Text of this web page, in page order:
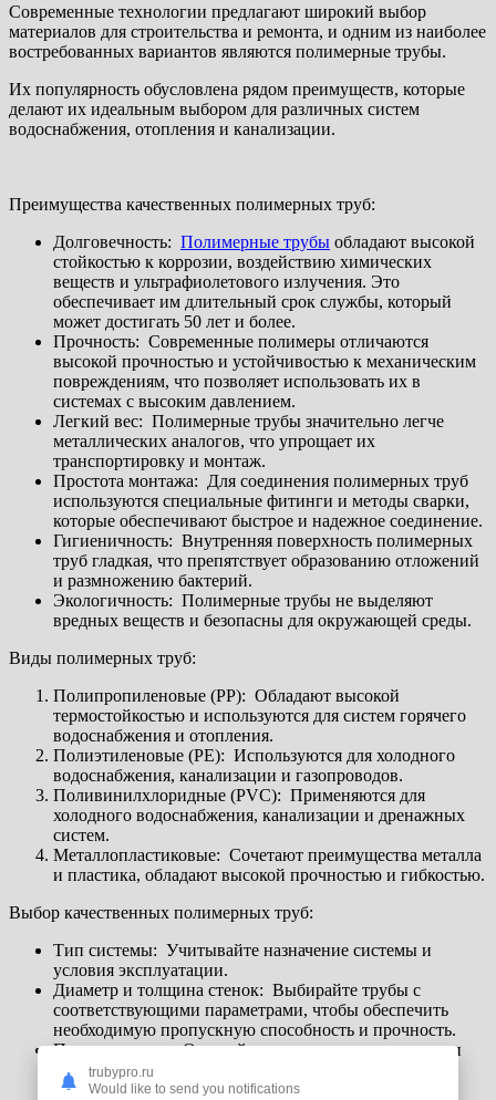
Современные технологии предлагают широкий выбор
материалов для строительства и ремонта, и одним из наиболее
востребованных вариантов являются полимерные трубы.
Их популярность обусловлена рядом преимуществ, которые
делают их идеальным выбором для различных систем
водоснабжения, отопления и канализации.
Преимущества качественных полимерных труб:
Долговечность: Полимерные трубы обладают высокой
стойкостью к коррозии, воздействию химических
веществ и ультрафиолетового излучения. Это
обеспечивает им длительный срок службы, который
может достигать 50 лет и более.
Прочность: Современные полимеры отличаются
высокой прочностью и устойчивостью к механическим
повреждениям, что позволяет использовать их в
системах с высоким давлением.
Легкий вес: Полимерные трубы значительно легче
металлических аналогов, что упрощает их
транспортировку и монтаж.
Простота монтажа: Для соединения полимерных труб
используются специальные фитинги и методы сварки,
которые обеспечивают быстрое и надежное соединение.
Гигиеничность: Внутренняя поверхность полимерных
труб гладкая, что препятствует образованию отложений
и размножению бактерий.
Экологичность: Полимерные трубы не выделяют
вредных веществ и безопасны для окружающей среды.
Виды полимерных труб:
Полипропиленовые (PP): Обладают высокой
термостойкостью и используются для систем горячего
водоснабжения и отопления.
Полиэтиленовые (PE): Используются для холодного
водоснабжения, канализации и газопроводов.
Поливинилхлоридные (PVC): Применяются для
холодного водоснабжения, канализации и дренажных
систем.
Металлопластиковые: Сочетают преимущества металла
и пластика, обладают высокой прочностью и гибкостью.
Выбор качественных полимерных труб:
Тип системы: Учитывайте назначение системы и
условия эксплуатации.
Диаметр и толщина стенок: Выбирайте трубы с
соответствующими параметрами, чтобы обеспечить
необходимую пропускную способность и прочность.
Производитель: Отдавайте предпочтение продукции
известных производителей, которые гарантируют
качество и соответствие стандартам.
trubypro.ru
Would like to send you notifications